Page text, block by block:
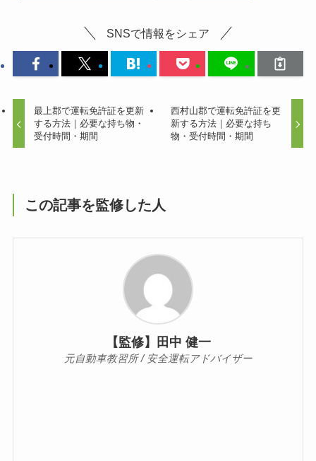
SNSで情報をシェア
最上郡で運転免許証を更新
する方法｜必要な持ち物・
受付時間・期間
西村山郡で運転免許証を更
新する方法｜必要な持ち
物・受付時間・期間
この記事を監修した人
【監修】田中 健一
元自動車教習所 / 安全運転アドバイザー